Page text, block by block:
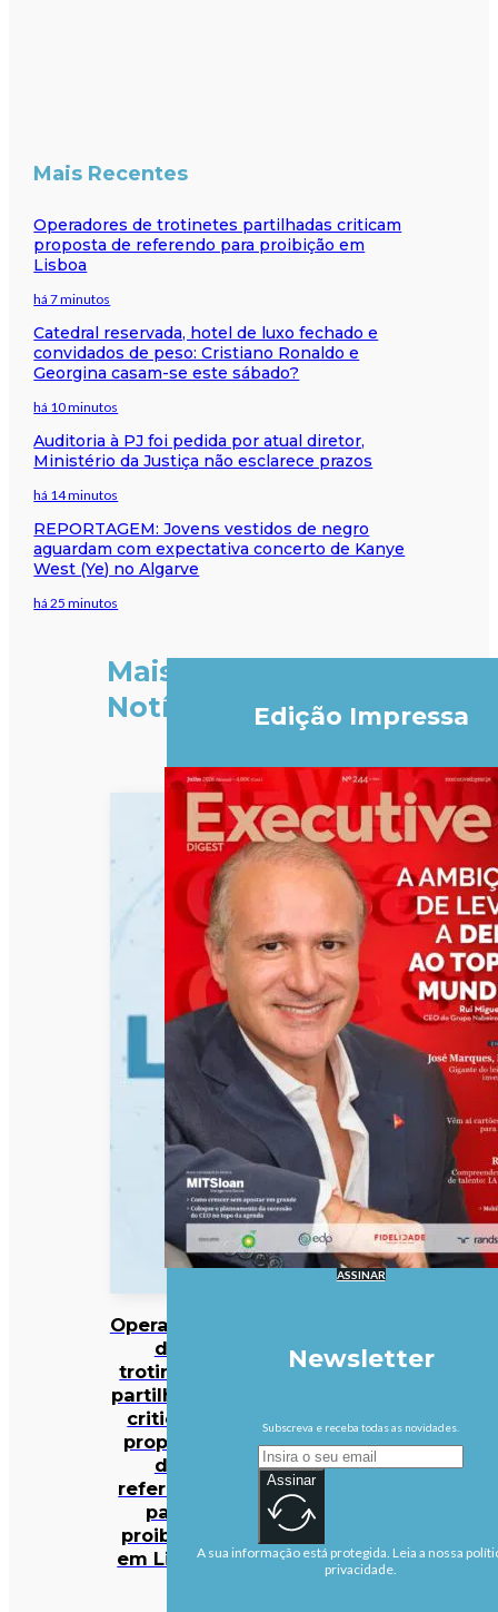
Mais Recentes
Operadores de trotinetes partilhadas criticam
proposta de referendo para proibição em
Lisboa
há 7 minutos
Catedral reservada, hotel de luxo fechado e
convidados de peso: Cristiano Ronaldo e
Georgina casam-se este sábado?
há 10 minutos
Auditoria à PJ foi pedida por atual diretor,
Ministério da Justiça não esclarece prazos
há 14 minutos
REPORTAGEM: Jovens vestidos de negro
aguardam com expectativa concerto de Kanye
West (Ye) no Algarve
há 25 minutos
Mais
Notícias
Operadores
de
trotinetes
partilhadas
criticam
proposta
de
referendo
para
proibição
em Lisboa
Edição Impressa
ASSINAR
Newsletter
Subscreva e receba todas as novidades.
Assinar
A sua informação está protegida. Leia a nossa
privacidade.